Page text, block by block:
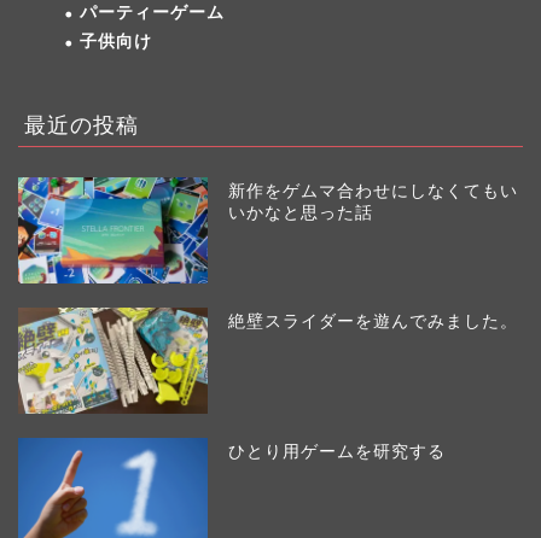
パーティーゲーム
子供向け
最近の投稿
新作をゲムマ合わせにしなくてもい
いかなと思った話
絶壁スライダーを遊んでみました。
ひとり用ゲームを研究する